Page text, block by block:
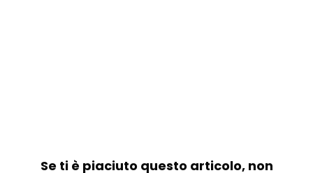
Se ti è piaciuto questo articolo, non